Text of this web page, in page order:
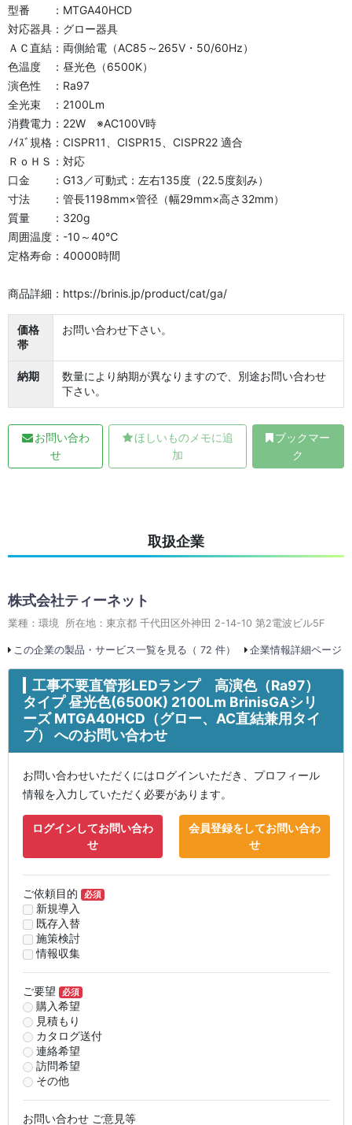
型番 ：MTGA40HCD
対応器具：グロー器具
ＡＣ直結：両側給電（AC85～265V・50/60Hz）
色温度 ：昼光色（6500K）
演色性 ：Ra97
全光束 ：2100Lm
消費電力：22W ※AC100V時
ﾉｲｽﾞ規格：CISPR11、CISPR15、CISPR22 適合
ＲｏＨＳ：対応
口金 ：G13／可動式：左右135度（22.5度刻み）
寸法 ：管長1198mm×管径（幅29mm×高さ32mm）
質量 ：320g
周囲温度：-10～40℃
定格寿命：40000時間
商品詳細：https://brinis.jp/product/cat/ga/
価格
帯
お問い合わせ下さい。
納期
数量により納期が異なりますので、別途お問い合わせ
下さい。
お問い合わ
せ
ほしいものメモに追
加
ブックマー
ク
取扱企業
株式会社ティーネット
業種：環境 所在地：東京都 千代田区外神田 2-14-10 第2電波ビル5F
この企業の製品・サービス一覧を見る（ 72 件） 企業情報詳細ページ
工事不要直管形LEDランプ 高演色（Ra97）
タイプ 昼光色(6500K) 2100Lm BrinisGAシリ
ーズ MTGA40HCD（グロー、AC直結兼用タイ
プ） へのお問い合わせ
お問い合わせいただくにはログインいただき、プロフィール
情報を入力していただく必要があります。
ログインしてお問い合わ
せ
会員登録をしてお問い合わ
せ
ご依頼目的 必須
新規導入
既存入替
施策検討
情報収集
ご要望 必須
購入希望
見積もり
カタログ送付
連絡希望
訪問希望
その他
お問い合わせ ご意見等